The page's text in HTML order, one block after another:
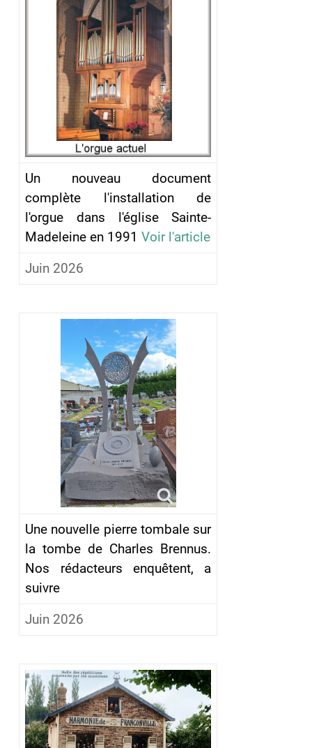
Un nouveau document
complète l'installation de
l'orgue dans l'église Sainte-
Madeleine en 1991Voir l'article
Juin 2026
Une nouvelle pierre tombale sur
la tombe de Charles Brennus.
Nos rédacteurs enquêtent, a
suivre
Juin 2026